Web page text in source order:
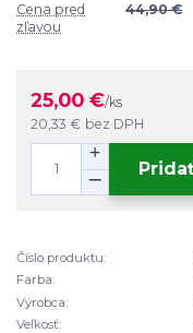
Cena pred
zľavou
44,90 €
25,00 €/ks
20,33 € bez DPH
Číslo produktu:
Farba:
Výrobca:
Veľkosť: